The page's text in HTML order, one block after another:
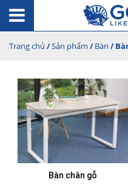
Trang chủ /Sản phẩm /Bàn /
Bàn chân gỗ